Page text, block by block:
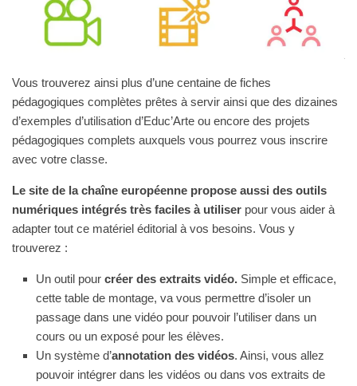
Vous trouverez ainsi plus d’une centaine de fiches
pédagogiques complètes prêtes à servir ainsi que des dizaines
d’exemples d’utilisation d’Educ’Arte ou encore des projets
pédagogiques complets auxquels vous pourrez vous inscrire
avec votre classe.
Le site de la chaîne européenne propose aussi des outils
numériques intégrés très faciles à utiliser pour vous aider à
adapter tout ce matériel éditorial à vos besoins. Vous y
trouverez :
Un outil pour créer des extraits vidéo. Simple et efficace,
cette table de montage, va vous permettre d’isoler un
passage dans une vidéo pour pouvoir l’utiliser dans un
cours ou un exposé pour les élèves.
Un système d’annotation des vidéos. Ainsi, vous allez
pouvoir intégrer dans les vidéos ou dans vos extraits de